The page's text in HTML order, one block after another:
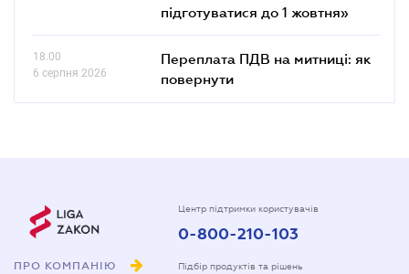
підготуватися до 1 жовтня»
18.00
6 серпня 2026
Переплата ПДВ на митниці: як
повернути
ПРО КОМПАНІЮ
Центр підтримки користувачів
0-800-210-103
Підбір продуктів та рішень